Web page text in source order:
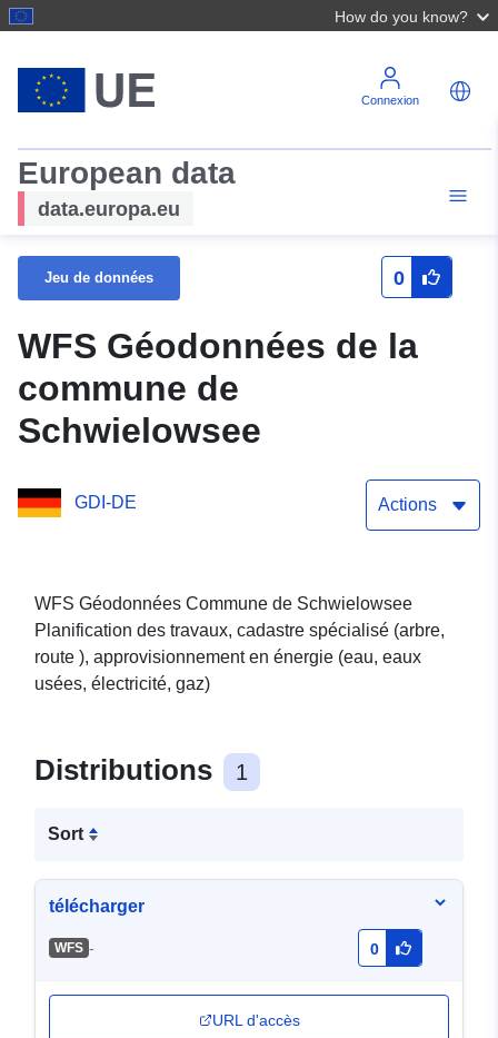
How do you know?
Connexion
European data
data.europa.eu
Jeu de données 0
WFS Géodonnées de la
commune de
Schwielowsee
GDI-DE Actions
WFS Géodonnées Commune de Schwielowsee
Planification des travaux, cadastre spécialisé (arbre,
route ), approvisionnement en énergie (eau, eaux
usées, électricité, gaz)
Distributions 1
Sort
télécharger
WFS - 0
URL d'accès